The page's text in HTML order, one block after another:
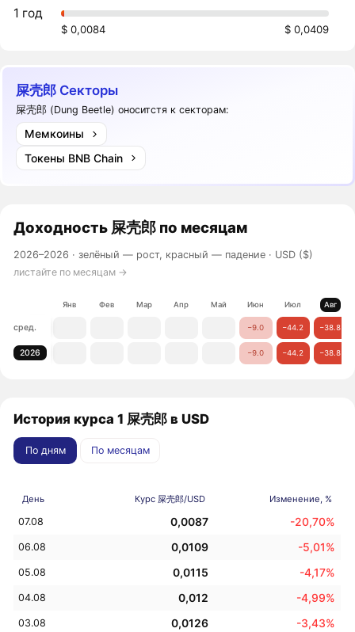
1 год
$ 0,0084 $ 0,0409
屎壳郎 Секторы
屎壳郎 (Dung Beetle) оноситстя к секторам:
Мемкоины
Токены BNB Chain
Доходность 屎壳郎 по месяцам
2026–2026 ·зелёный — рост, красный — падение · USD ($)
листайте по месяцам →
Янв Фев Мар Апр Май Июн Июл Авг
сред. −9.0 −44.2 −38.8
2026 −9.0 −44.2 −38.8
История курса 1 屎壳郎 в USD
По дням По месяцам
День Курс 屎壳郎/USD Изменение, %
07.08 0,0087 -20,70%
06.08 0,0109 -5,01%
05.08 0,0115 -4,17%
04.08 0,012 -4,99%
03.08 0,0126 -3,43%